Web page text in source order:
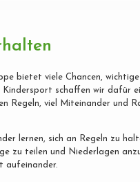
bietet viele Chancen,
Kindersport schaffen wir dafür
Regeln, viel Miteinander und
lernen, sich an Regeln zu
zu teilen und Niederlagen
aufeinander.